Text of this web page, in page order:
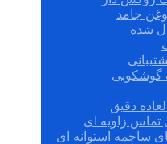
جامد
شده
گوشکوبی
دقیق
تماس زاویه ای
ساچمه استوانه ای